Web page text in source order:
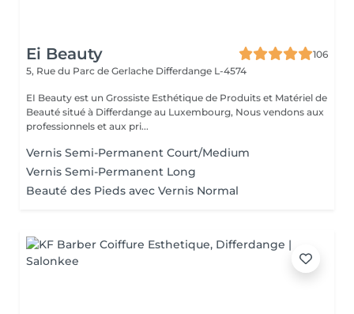
Ei Beauty
106
5, Rue du Parc de Gerlache Differdange L-4574
EI Beauty est un Grossiste Esthétique de Produits et Matériel de
Beauté situé à Differdange au Luxembourg, Nous vendons aux
professionnels et aux pri...
Vernis Semi-Permanent Court/Medium
Vernis Semi-Permanent Long
Beauté des Pieds avec Vernis Normal